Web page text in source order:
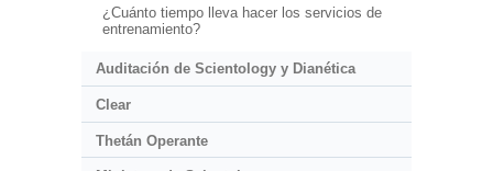
¿Cuánto tiempo lleva hacer los servicios de
entrenamiento?
Auditación de Scientology y Dianética
Clear
Thetán Operante